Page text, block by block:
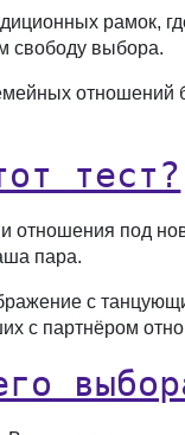
рамок,
свободу выбора.
отношений
тест?
отношения под
пара.
с
с партнёром